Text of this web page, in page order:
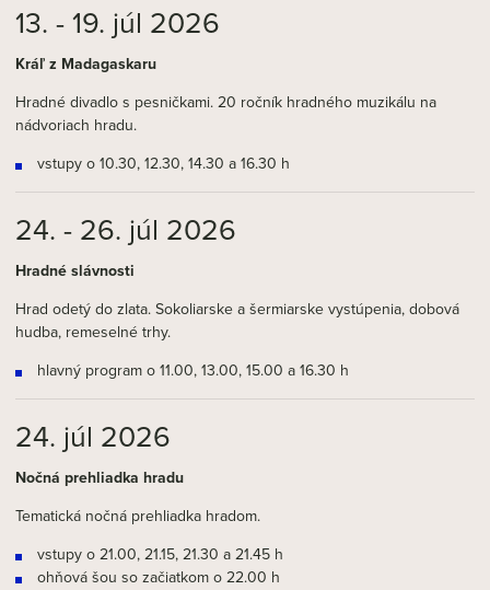
13. - 19. júl 2026
Kráľ z Madagaskaru
Hradné divadlo s pesničkami. 20 ročník hradného muzikálu na
nádvoriach hradu.
vstupy o 10.30, 12.30, 14.30 a 16.30 h
24. - 26. júl 2026
Hradné slávnosti
Hrad odetý do zlata. Sokoliarske a šermiarske vystúpenia, dobová
hudba, remeselné trhy.
hlavný program o 11.00, 13.00, 15.00 a 16.30 h
24. júl 2026
Nočná prehliadka hradu
Tematická nočná prehliadka hradom.
vstupy o 21.00, 21.15, 21.30 a 21.45 h
ohňová šou so začiatkom o 22.00 h